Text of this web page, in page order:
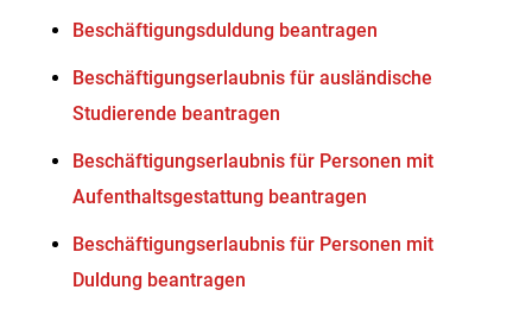
Beschäftigungsduldung beantragen
Beschäftigungserlaubnis für ausländische
Studierende beantragen
Beschäftigungserlaubnis für Personen mit
Aufenthaltsgestattung beantragen
Beschäftigungserlaubnis für Personen mit
Duldung beantragen